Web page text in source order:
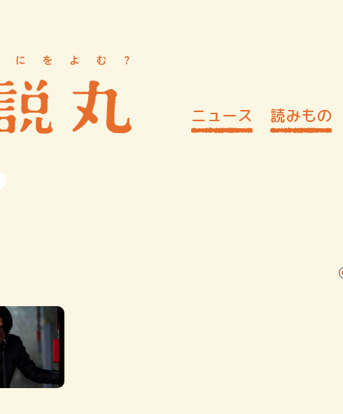
ニュース 読みもの